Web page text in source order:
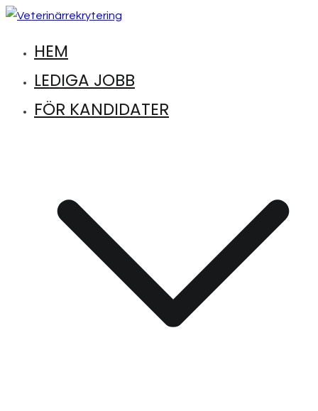
Hoppa
innehåll
Veterinärrekrytering
Hitta lediga jobb inom djursjukvård
HEM
LEDIGA JOBB
FÖR KANDIDATER